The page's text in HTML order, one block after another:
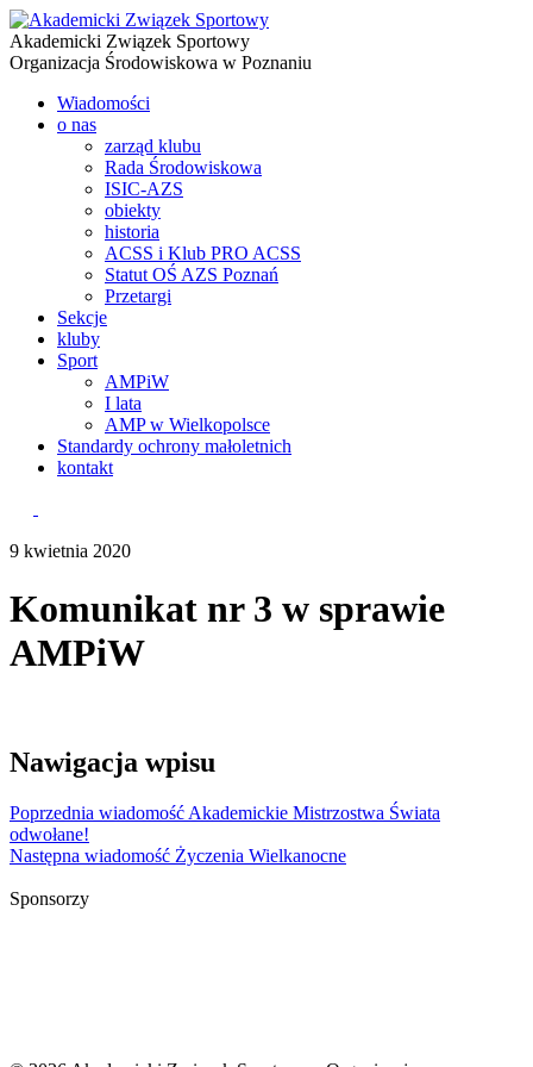
Akademicki Związek Sportowy
Organizacja Środowiskowa w Poznaniu
Wiadomości
o nas
zarząd klubu
Rada Środowiskowa
ISIC-AZS
obiekty
historia
ACSS i Klub PRO ACSS
Statut OŚ AZS Poznań
Przetargi
Sekcje
kluby
Sport
AMPiW
I lata
AMP w Wielkopolsce
Standardy ochrony małoletnich
kontakt
9 kwietnia 2020
Komunikat nr 3 w sprawie
AMPiW
Nawigacja wpisu
Poprzednia wiadomość Akademickie Mistrzostwa Świata
odwołane!
Następna wiadomość Życzenia Wielkanocne
Sponsorzy